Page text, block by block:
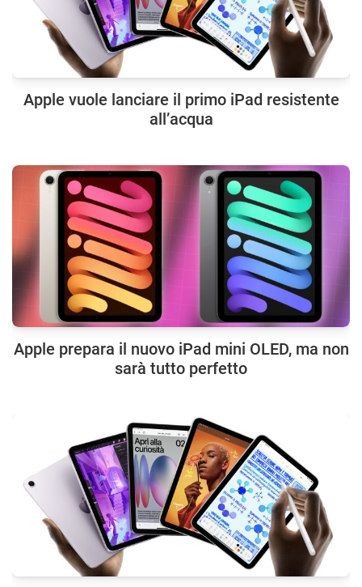
Apple vuole lanciare il primo iPad resistente
all’acqua
Apple prepara il nuovo iPad mini OLED, ma non
sarà tutto perfetto